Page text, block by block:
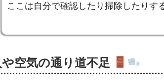
ここは自分で確認したり掃除したり
空気の通り道不足